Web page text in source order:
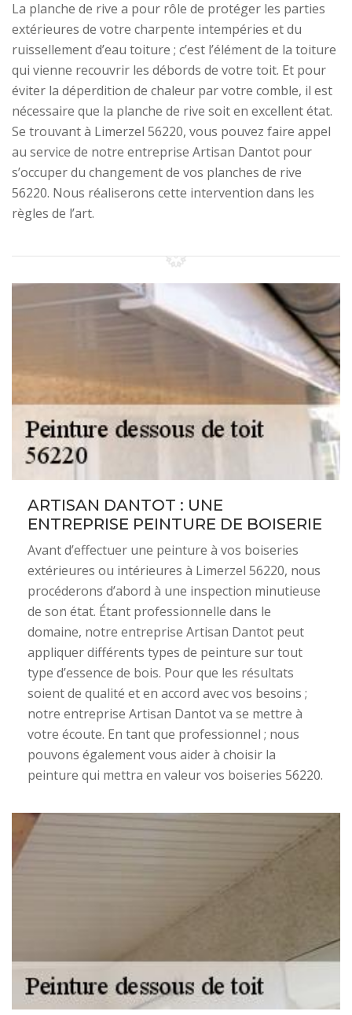
La planche de rive a pour rôle de protéger les parties
extérieures de votre charpente intempéries et du
ruissellement d’eau toiture ; c’est l’élément de la toiture
qui vienne recouvrir les débords de votre toit. Et pour
éviter la déperdition de chaleur par votre comble, il est
nécessaire que la planche de rive soit en excellent état.
Se trouvant à Limerzel 56220, vous pouvez faire appel
au service de notre entreprise Artisan Dantot pour
s’occuper du changement de vos planches de rive
56220. Nous réaliserons cette intervention dans les
règles de l’art.
ARTISAN DANTOT : UNE
ENTREPRISE PEINTURE DE BOISERIE
Avant d’effectuer une peinture à vos boiseries
extérieures ou intérieures à Limerzel 56220, nous
procéderons d’abord à une inspection minutieuse
de son état. Étant professionnelle dans le
domaine, notre entreprise Artisan Dantot peut
appliquer différents types de peinture sur tout
type d’essence de bois. Pour que les résultats
soient de qualité et en accord avec vos besoins ;
notre entreprise Artisan Dantot va se mettre à
votre écoute. En tant que professionnel ; nous
pouvons également vous aider à choisir la
peinture qui mettra en valeur vos boiseries 56220.